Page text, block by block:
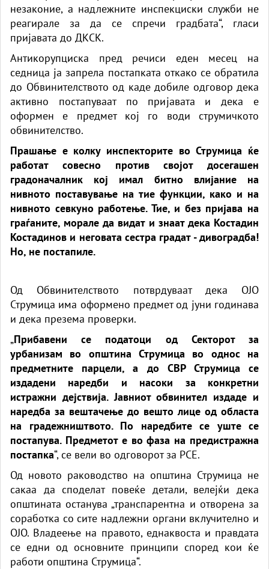
незаконие, а надлежните инспекциски служби не
реагирале за да се спречи градбата“, гласи
пријавата до ДКСК.
Антикорупциска пред речиси еден месец на
седница ја запрела постапката откако се обратила
до Обвинителството од каде добиле одговор дека
активно постапуваат по пријавата и дека е
оформен е предмет кој го води струмичкото
обвинителство.
Прашање е колку инспекторите во Струмица ќе
работат совесно против својот досегашен
градоначалник кој имал битно влијание на
нивното поставување на тие функции, како и на
нивното севкуно работење. Тие, и без пријава на
граѓаните, морале да видат и знаат дека Костадин
Костадинов и неговата сестра градат - дивоградба!
Но, не постапиле.
Од Обвинителството потврдуваат дека ОЈО
Струмица има оформено предмет од јуни годинава
и дека презема проверки.
„Прибавени се податоци од Секторот за
урбанизам во општина Струмица во однос на
предметните парцели, а до СВР Струмица се
издадени наредби и насоки за конкретни
истражни дејствија. Јавниот обвинител издаде и
наредба за вештачење до вешто лице од областа
на градежништвото. По наредбите се уште се
постапува. Предметот е во фаза на предистражна
постапка“, се вели во одговорот за РСЕ.
Од новото раководство на општина Струмица не
сакаа да споделат повеќе детали, велејќи дека
општината останува „транспарентна и отворена за
соработка со сите надлежни органи вклучително и
ОЈО. Владеење на правото, еднаквоста и правдата
се едни од основните принципи според кои ќе
работи општина Струмица“.